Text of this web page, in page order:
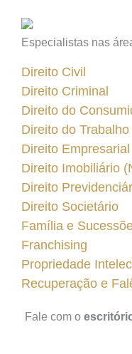
Especialistas nas
Direito Civil
Direito Criminal
Direito do
Direito do Trabalho
Direito Empresarial
Direito Imobiliário
Direito
Direito Societário
Família e
Franchising
Propriedade
Recuperação e
Fale com o